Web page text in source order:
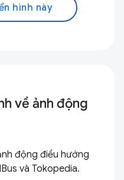
hình này
về ảnh động
động điều hướng
và Tokopedia.